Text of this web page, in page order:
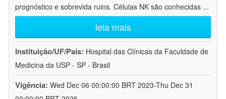
prognóstico e sobrevida ruins. Células NK são conhecidas ...
leia mais
Instituição/UF/País: Hospital das Clínicas da Faculdade de
Medicina da USP - SP - Brasil
Vigência: Wed Dec 06 00:00:00 BRT 2023-Thu Dec 31